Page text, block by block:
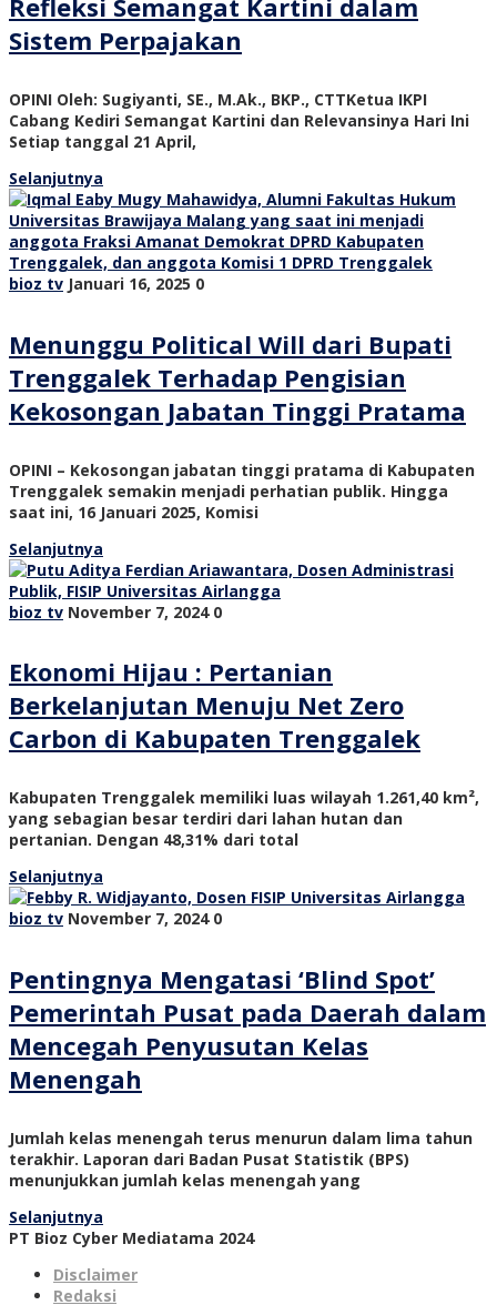
Refleksi Semangat Kartini dalam
Sistem Perpajakan
OPINI Oleh: Sugiyanti, SE., M.Ak., BKP., CTTKetua IKPI
Cabang Kediri Semangat Kartini dan Relevansinya Hari Ini
Setiap tanggal 21 April,
Selanjutnya
bioz tv Januari 16, 2025 0
Menunggu Political Will dari Bupati
Trenggalek Terhadap Pengisian
Kekosongan Jabatan Tinggi Pratama
OPINI – Kekosongan jabatan tinggi pratama di Kabupaten
Trenggalek semakin menjadi perhatian publik. Hingga
saat ini, 16 Januari 2025, Komisi
Selanjutnya
bioz tv November 7, 2024 0
Ekonomi Hijau : Pertanian
Berkelanjutan Menuju Net Zero
Carbon di Kabupaten Trenggalek
Kabupaten Trenggalek memiliki luas wilayah 1.261,40 km²,
yang sebagian besar terdiri dari lahan hutan dan
pertanian. Dengan 48,31% dari total
Selanjutnya
bioz tv November 7, 2024 0
Pentingnya Mengatasi ‘Blind Spot’
Pemerintah Pusat pada Daerah dalam
Mencegah Penyusutan Kelas
Menengah
Jumlah kelas menengah terus menurun dalam lima tahun
terakhir. Laporan dari Badan Pusat Statistik (BPS)
menunjukkan jumlah kelas menengah yang
Selanjutnya
PT Bioz Cyber Mediatama 2024
Disclaimer
Redaksi